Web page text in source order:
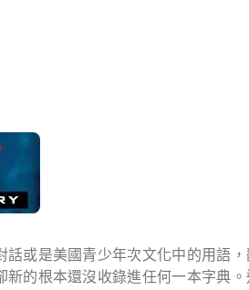
或是美國青少年次文化中的用語，
的根本還沒收錄進任何一本字典。